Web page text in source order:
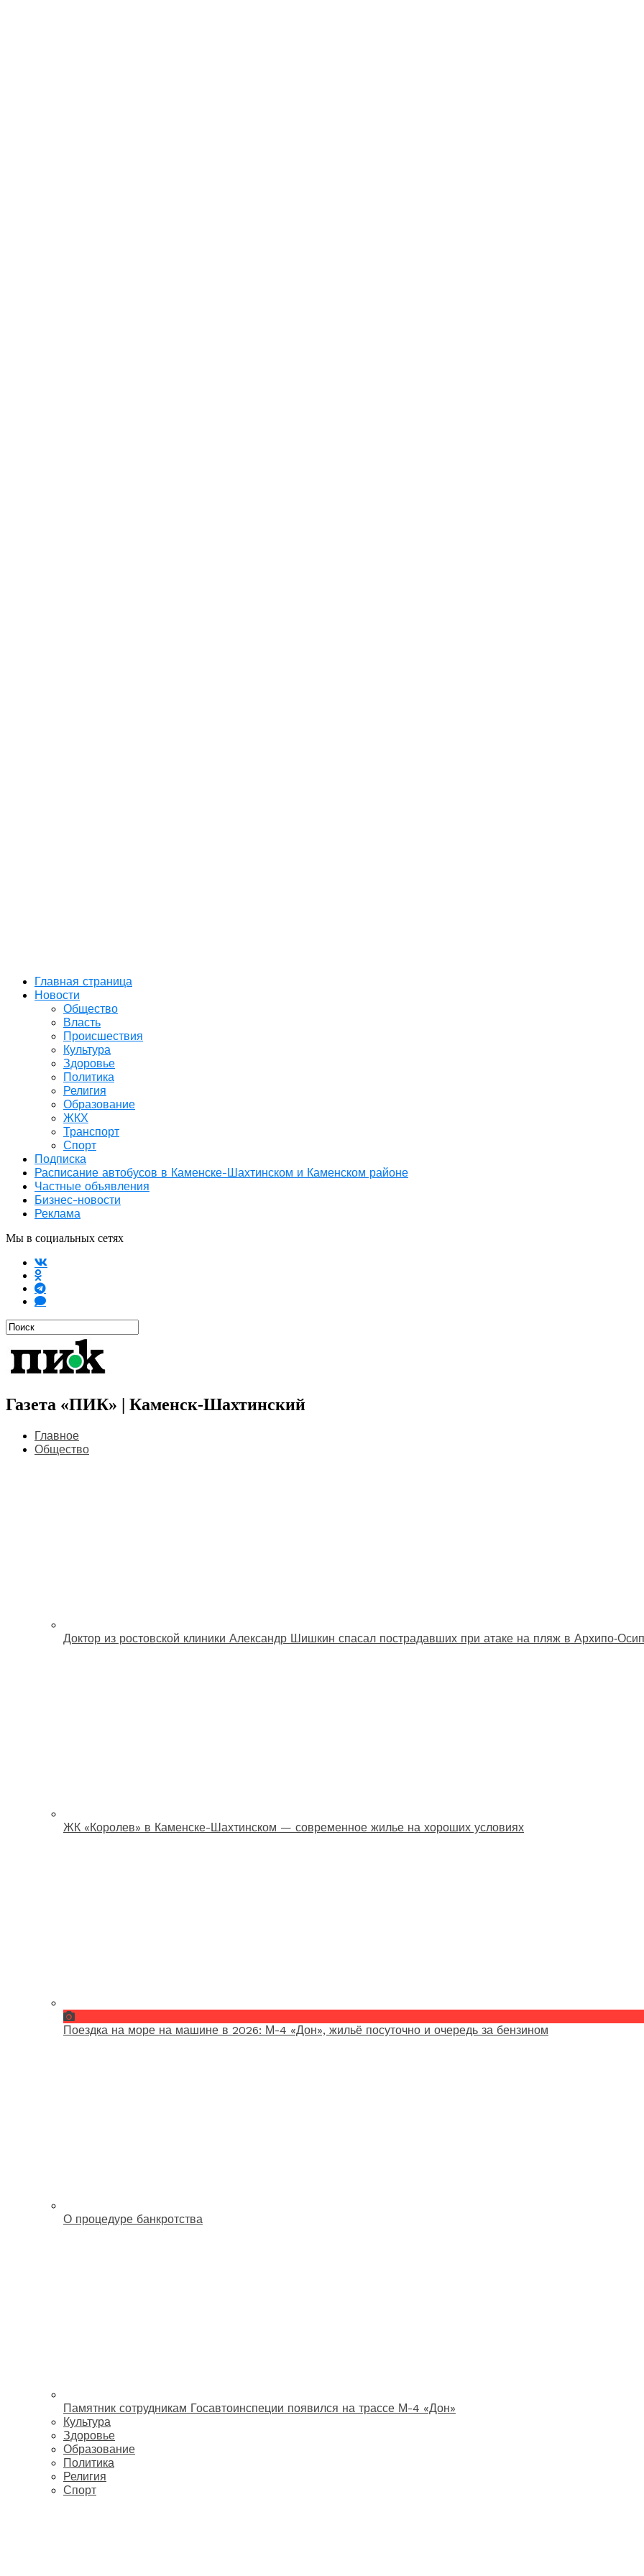
Главная страница
Новости
Общество
Власть
Происшествия
Культура
Здоровье
Политика
Религия
Образование
ЖКХ
Транспорт
Спорт
Подписка
Расписание автобусов в Каменске-Шахтинском и Каменском районе
Частные объявления
Бизнес-новости
Реклама
Мы в социальных сетях
Газета «ПИК» | Каменск-Шахтинский
Главное
Общество
Доктор из ростовской клиники Александр Шишкин спасал пострадавших при атаке на пляж в
ЖК «Королев» в Каменске-Шахтинском — современное жилье на хороших условиях
Поездка на море на машине в 2026: М-4 «Дон», жильё посуточно и очередь за бензином
О процедуре банкротства
Памятник сотрудникам Госавтоинспеции появился на трассе М-4 «Дон»
Культура
Здоровье
Образование
Политика
Религия
Спорт